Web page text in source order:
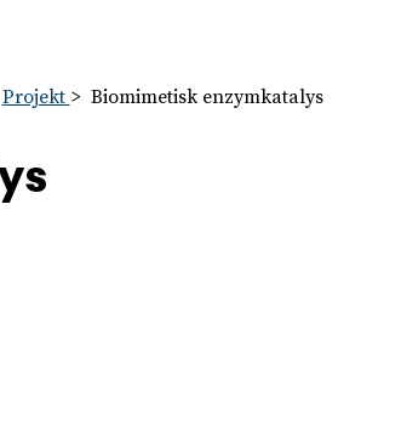
Projekt Biomimetisk enzymkatalys